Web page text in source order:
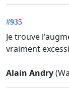
#935
Je trouve
vraiment
Alain Andry